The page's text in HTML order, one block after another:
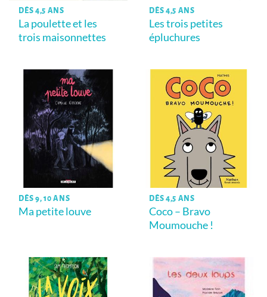
DÈS 4,5 ANS
La poulette et les
trois maisonnettes
DÈS 4,5 ANS
Les trois petites
épluchures
DÈS 9, 10 ANS
Ma petite louve
DÈS 4,5 ANS
Coco – Bravo
Moumouche !